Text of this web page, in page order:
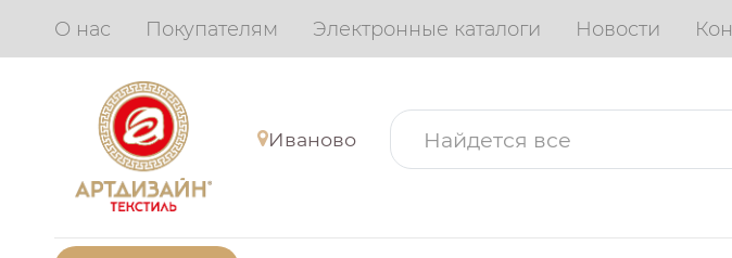
О нас Покупателям Электронные каталоги Новости
Иваново